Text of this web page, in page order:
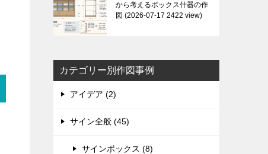
から考えるボックス什器の作
図
2026-07-17 2422 view
カテゴリー別作図事例
アイデア (2)
サイン全般 (45)
サインボックス (8)